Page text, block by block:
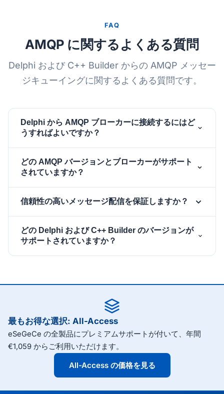
FAQ
AMQP に関するよくある質問
Delphi および C++ Builder からの AMQP メッセー
ジキューイングに関するよくある質問です。
Delphi から AMQP ブローカーに接続するにはど
うすればよいですか？
Authentication、VirtualHost を設定してから
Connect
を呼び出します。OnAMQPConnect イベン
DeclareQueueでキューを宣言し、BasicConsume
で受信を開始します。BasicPublishでメッセージ
を送信し、BasicAckで確認します。
どの AMQP バージョンとブローカーがサポート
されていますか？
る AMQP 0.9.1 と、Azure Service Bus で使用される
OASIS 標準の AMQP 1.0 の両方を実装しています。
本番環境向けに RabbitMQ と Azure Service Bus に
対してテストおよび検証されており、ワイヤーレベル
のプロトコルが他の準拠ブローカーとの相互運用性を
信頼性の高いメッセージ配信を保証しますか？
がエンドツーエンドの配信保証を提供し、確認されな
かったメッセージは自動的に再キューイングされ、パ
ー、バインディングのモデルは direct、topic、
fanout、headers のルーティングをサポートし、単一
接続上でチャネルの多重化を行います。
どの Delphi および C++ Builder のバージョンが
サポートされていますか？
を、Windows、macOS、Linux、iOS、Android でサ
ポートします。無料体験版をダウンロードして、ご自
身のプロジェクトで AMQP クライアントを評価して
ください。
最もお得な選択: All-Access
eSeGeCe の全製品にプレミアムサポートが付いて、年間
€1,059 からご利用いただけます。
All-Access の価格を見る